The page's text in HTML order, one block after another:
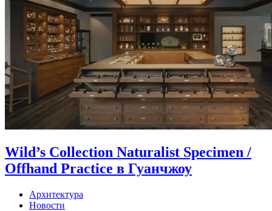
Wild’s Collection Naturalist Specimen /
Offhand Practice в Гуанчжоу
Архитектура
Новости